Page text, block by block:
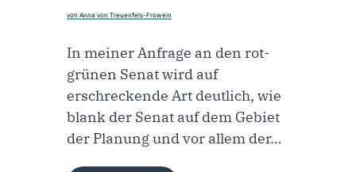
von Anna von Treuenfels-Frowein
In meiner Anfrage an den rot-
grünen Senat wird auf
erschreckende Art deutlich, wie
blank der Senat auf dem Gebiet
der Planung und vor allem der…